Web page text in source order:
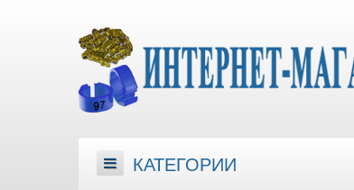
КАТЕГОРИИ
КАТЕГОРИИ